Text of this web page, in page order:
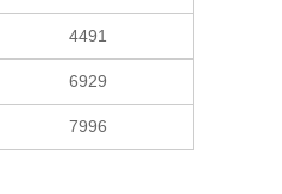
4491
6929
7996